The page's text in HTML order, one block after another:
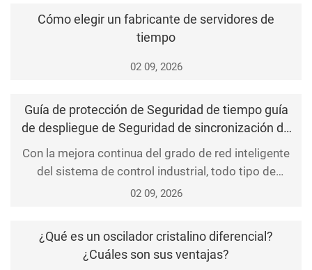
precisas. Bajo condiciones normales de
funcionamiento, la precisión absoluta de frecuencia
de los
Cómo elegir un fabricante de servidores de
tiempo
02 09, 2026
Guía de protección de Seguridad de tiempo guía
de despliegue de Seguridad de sincronización de
tiempo del sistema de control industrial
Con la mejora continua del grado de red inteligente
del sistema de control industrial, todo tipo de
equipos de control, terminales de monitoreo y
red, y la sincronización de tiempo precisa se ha
convertido en la base para el funcionamiento estable
02 09, 2026
¿Qué es un oscilador cristalino diferencial?
¿Cuáles son sus ventajas?